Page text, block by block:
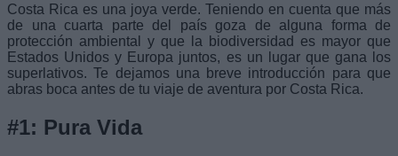
Costa Rica es una joya verde. Teniendo en cuenta que más
de una cuarta parte del país goza de alguna forma de
protección ambiental y que la biodiversidad es mayor que
Estados Unidos y Europa juntos, es un lugar que gana los
superlativos. Te dejamos una breve introducción para que
abras boca antes de tu viaje de aventura por Costa Rica.
#1: Pura Vida